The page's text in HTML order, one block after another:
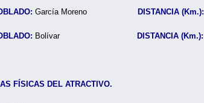
García Moreno DISTANCIA (Km.):
Bolívar DISTANCIA (Km.):
FÍSICAS DEL ATRACTIVO.